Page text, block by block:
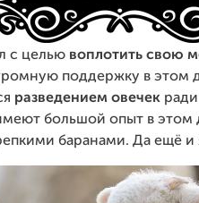
с целью воплотить свою
поддержку в этом
разведением овечек ради
большой опыт в этом
баранами. Да ещё и